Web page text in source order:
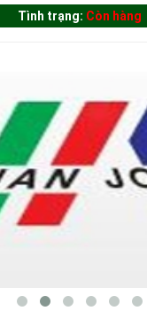
Tình trạng: Còn hàng